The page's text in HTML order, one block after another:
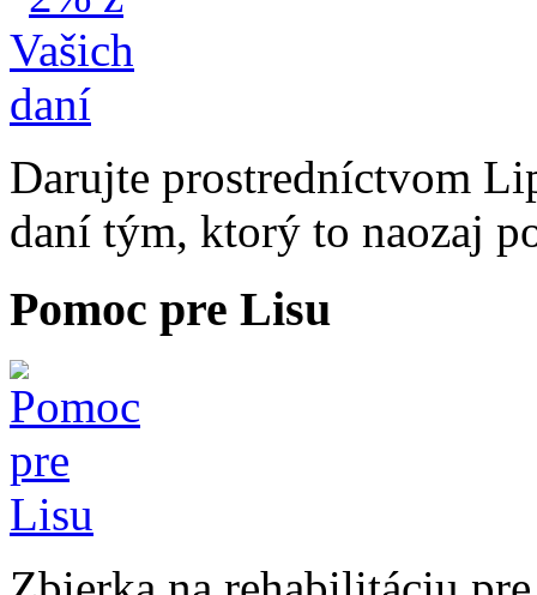
Darujte prostredníctvom
daní tým, ktorý to naozaj
Pomoc pre Lisu